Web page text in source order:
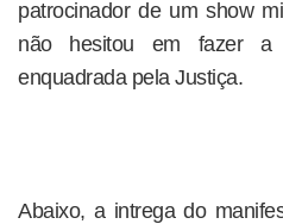
patrocinador de um show
não hesitou em fazer a
enquadrada pela Justiça.
Abaixo, a intrega do